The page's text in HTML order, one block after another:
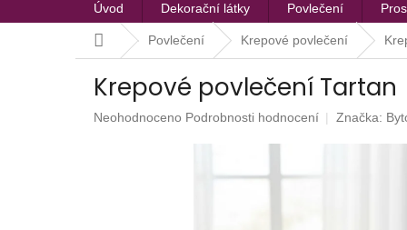
Úvod Dekorační látky Povlečení
Domů Povlečení Krepové povlečení
Krepové povlečení Tartan
Průměrné
Neohodnoceno Podrobnosti hodnocení Značka: